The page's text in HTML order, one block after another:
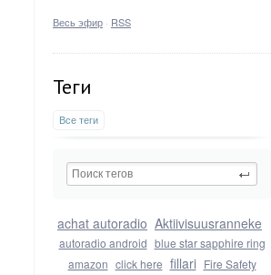
Весь эфир · RSS
Теги
Все теги
achat autoradio Aktiivisuusranneke
autoradio android blue star sapphire ring
amazon click here fillari Fire Safety